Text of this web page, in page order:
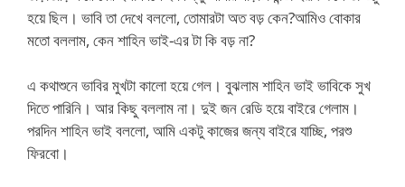
হয়ে ছিল। ভাবি তা দেখে বললো, তোমারটা অত বড় কেন?আমিও বোকার
মতো বললাম, কেন শাহিন ভাই-এর টা কি বড় না?
এ কথাশুনে ভাবির মুখটা কালো হয়ে গেল। বুঝলাম শাহিন ভাই ভাবিকে সুখ
দিতে পারিনি। আর কিছু বললাম না। দুই জন রেডি হয়ে বাইরে গেলাম।
পরদিন শাহিন ভাই বললো, আমি একটু কাজের জন্য বাইরে যাচ্ছি, পরশু
ফিরবো।